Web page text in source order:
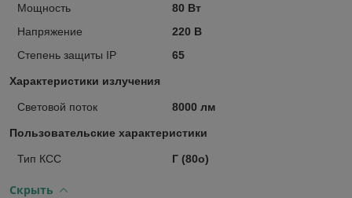
Мощность
80 Вт
Напряжение
220 В
Степень защиты IP
65
Характеристики излучения
Световой поток 8000 лм
Пользовательские характеристики
Тип КСС Г (80о)
Скрыть